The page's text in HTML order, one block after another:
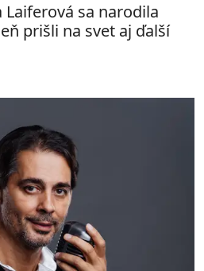
Laiferová sa narodila
prišli na svet aj ďalší